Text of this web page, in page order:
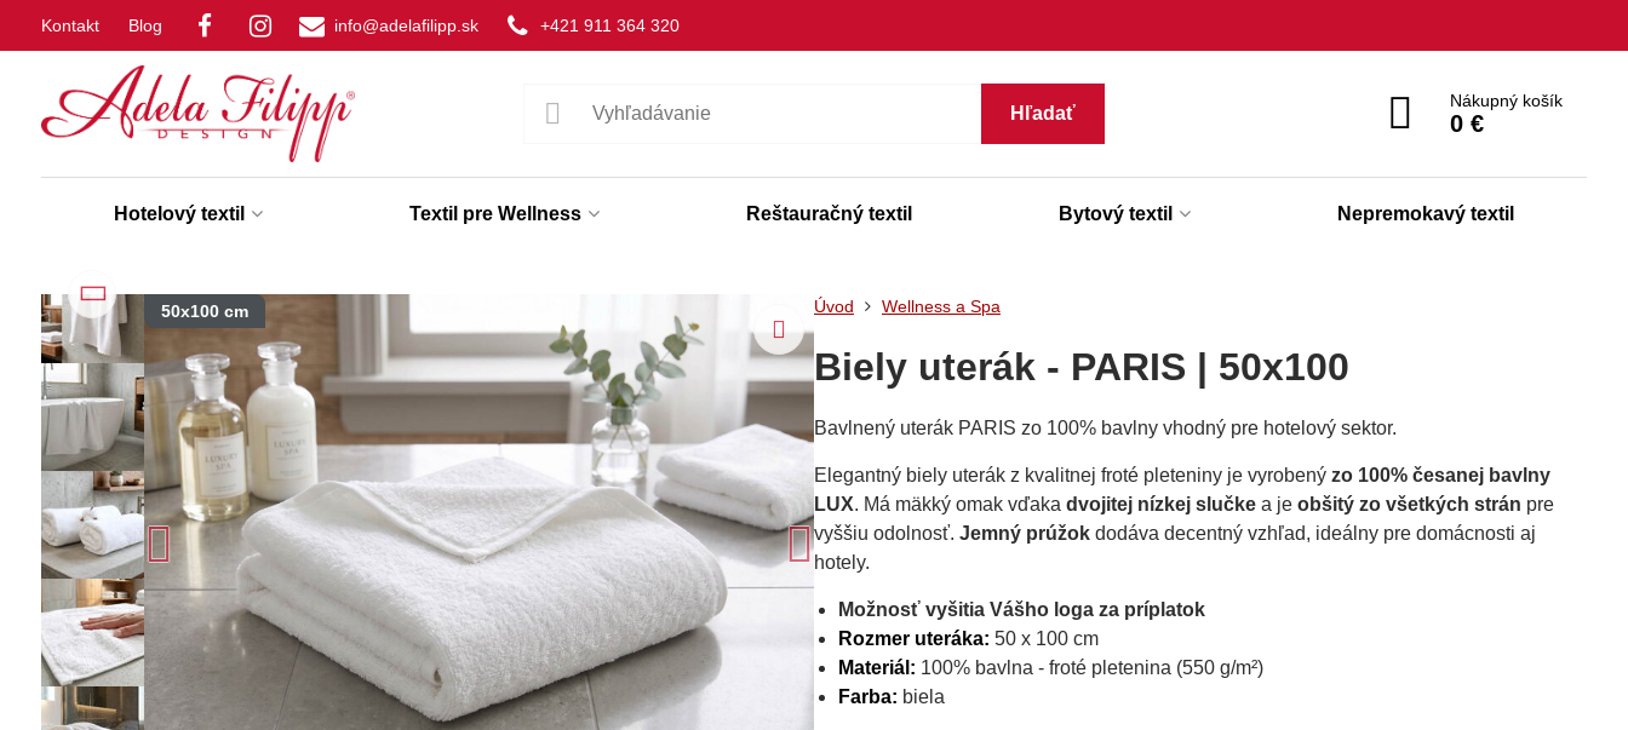
Kontakt Blog info@adelafilipp.sk +421 911 364 320
Hľadať
Nákupný košík
0 €
Hotelový textil Textil pre Wellness Reštauračný textil Bytový textil Nepremokavý textil
50x100 cm Úvod Wellness a Spa
Biely uterák - PARIS | 50x100
Bavlnený uterák PARIS zo 100% bavlny vhodný pre hotelový sektor.
Elegantný biely uterák z kvalitnej froté pleteniny je vyrobený zo 100% česanej bavlny
LUX. Má mäkký omak vďaka dvojitej nízkej slučkea je obšitý zo všetkých strán pre
vyššiu odolnosť. Jemný prúžokdodáva decentný vzhľad, ideálny pre domácnosti aj
hotely.
Možnosť vyšitia Vášho loga za príplatok
Rozmer uteráka: 50 x 100 cm
Materiál: 100% bavlna - froté pletenina (550 g/m²)
Farba: biela